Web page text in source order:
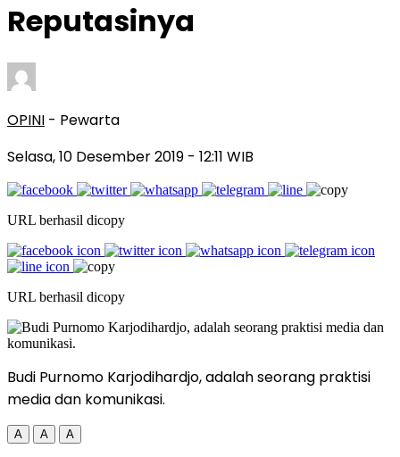
Reputasinya
OPINI - Pewarta
Selasa, 10 Desember 2019 - 12:11 WIB
URL berhasil dicopy
URL berhasil dicopy
Budi Purnomo Karjodihardjo, adalah seorang praktisi
media dan komunikasi.
A A A